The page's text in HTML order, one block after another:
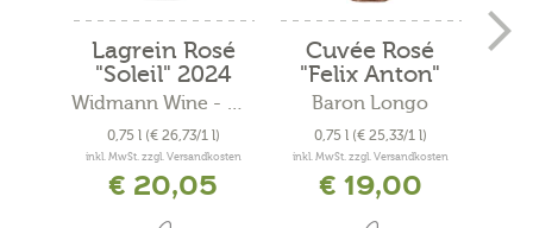
Lagrein Rosé
"Soleil" 2024
Widmann Wine - Angelinihof
0,75 l (€ 26,73/1 l)
inkl. MwSt. zzgl. Versandkosten
€ 20,05
Cuvée Rosé
"Felix Anton"
Bio...
Baron Longo
0,75 l (€ 25,33/1 l)
inkl. MwSt. zzgl. Versandkosten
€ 19,00